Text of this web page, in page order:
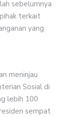
sebelumnya
terkait
yang
meninjau
Sosial di
lebih 100
sempat